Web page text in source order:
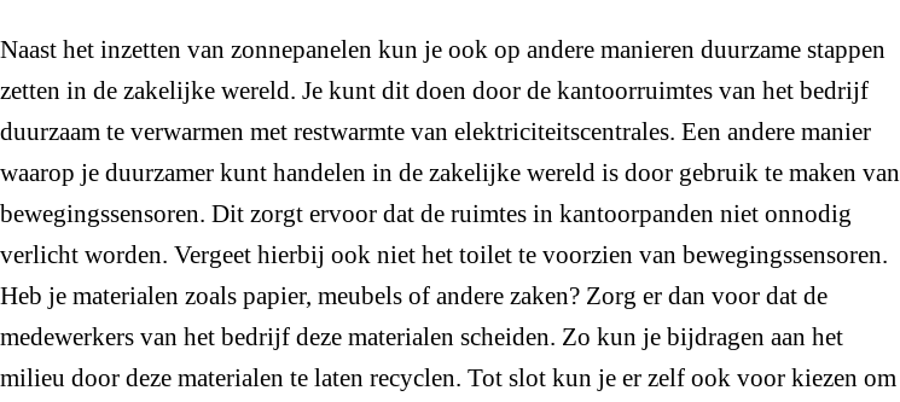
Naast het inzetten van zonnepanelen kun je ook op andere manieren duurzame stappen
zetten in de zakelijke wereld. Je kunt dit doen door de kantoorruimtes van het bedrijf
duurzaam te verwarmen met restwarmte van elektriciteitscentrales. Een andere manier
waarop je duurzamer kunt handelen in de zakelijke wereld is door gebruik te maken van
bewegingssensoren. Dit zorgt ervoor dat de ruimtes in kantoorpanden niet onnodig
verlicht worden. Vergeet hierbij ook niet het toilet te voorzien van bewegingssensoren.
Heb je materialen zoals papier, meubels of andere zaken? Zorg er dan voor dat de
medewerkers van het bedrijf deze materialen scheiden. Zo kun je bijdragen aan het
milieu door deze materialen te laten recyclen. Tot slot kun je er zelf ook voor kiezen om